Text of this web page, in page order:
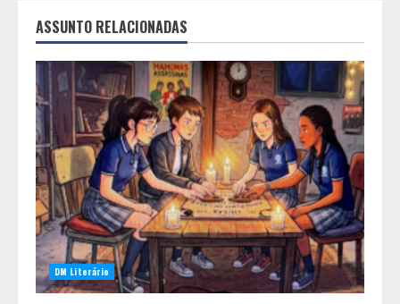
ASSUNTO RELACIONADAS
DM Literário